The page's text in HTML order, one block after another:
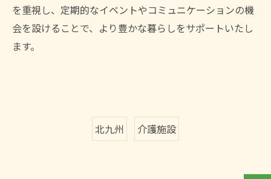
を重視し、定期的なイベントやコミュニケーションの機
会を設けることで、より豊かな暮らしをサポートいたし
ます。
北九州 介護施設